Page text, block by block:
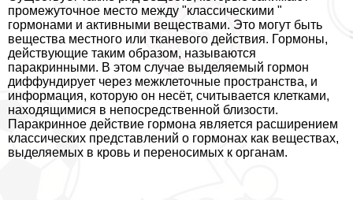
промежуточное место между "классическими "
гормонами и активными веществами. Это могут быть
вещества местного или тканевого действия. Гормоны,
действующие таким образом, называются
паpaкринными. В этом случае выделяемый гормон
диффундирует через межклеточные прострaнcтва, и
информация, которую он несёт, считывается клетками,
находящимися в непосредственной близости.
Паpaкринное действие гормона является расширением
классических представлений о гормонах как веществах,
выделяемых в кровь и переносимых к органам.